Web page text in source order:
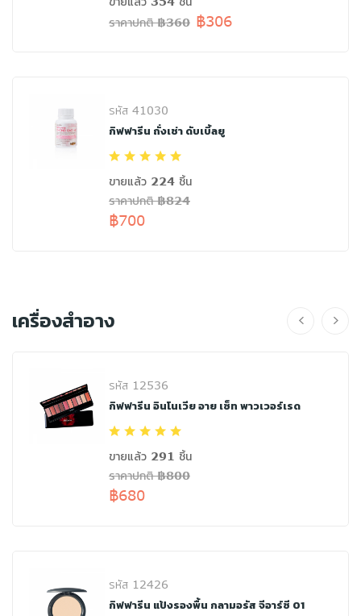
ราคาปกติ ฿360 ฿306
รหัส 41030
กิฟฟารีน ถั่งเช่า ดับเบิ้ลยู
ขายแล้ว 224 ชิ้น
ราคาปกติ ฿824
฿700
เครื่องสำอาง
รหัส 12536
กิฟฟารีน อินโนเวีย อาย เซ็ท พาวเวอร์เรด
ขายแล้ว 291 ชิ้น
ราคาปกติ ฿800
฿680
รหัส 12426
กิฟฟารีน แป้งรองพื้น กลามอรัส จีอาร์ซี 01